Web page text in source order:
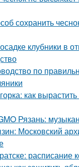
сохранить
клубники в
по
как
Рязань:
Московский
расписание